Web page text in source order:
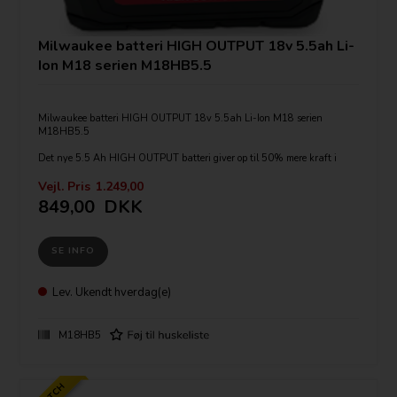
Milwaukee batteri HIGH OUTPUT 18v 5.5ah Li-
Ion M18 serien M18HB5.5
Milwaukee batteri HIGH OUTPUT 18v 5.5ah Li-Ion M18 serien
M18HB5.5
Det nye 5.5 Ah HIGH OUTPUT batteri giver op til 50% mere kraft i
Fungerer bedre ned til -20 °C end andre lithium-ion-teknologier.
Individuell celleovervågning sikrer at hver celle i batteriet altid yder sit
Fugtbeskyttelse som leder vand væk fra elektronikken og ud af batteriet.
Vejl. Pris 1.249,00
849,00 DKK
SE INFO
Lev. Ukendt hverdag(e)
M18HB5